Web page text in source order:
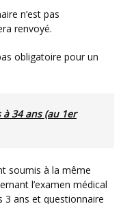
renvoyé.
l’examen médical
3 ans et questionnaire